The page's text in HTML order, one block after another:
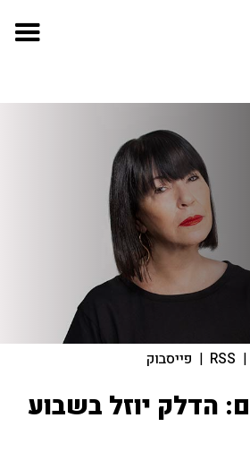
|
RSS
| פייסבוק
הדלק יוזל בשבוע